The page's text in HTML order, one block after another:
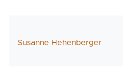
AutorIn
Susanne Hehenberger